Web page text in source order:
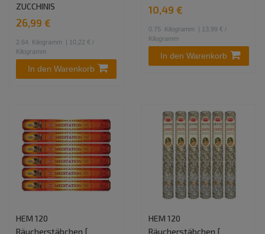
ZUCCHINIS
26,99 €
2.64 Kilogramm
| 10,22 € /
Kilogramm
In den Warenkorb
10,49 €
0.75 Kilogramm
| 13,99 € /
Kilogramm
In den Warenkorb
HEM 120
Räucherstäbchen [
HEM 120
Räucherstäbchen [